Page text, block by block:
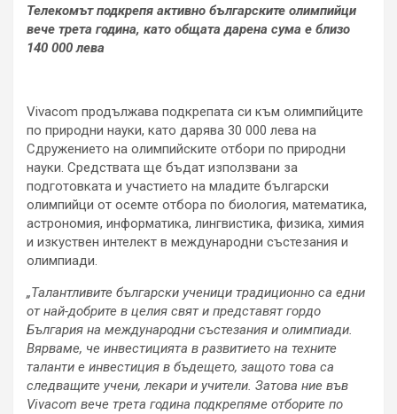
Телекомът подкрепя активно българските олимпийци
вече трета година, като общата дарена сума е близо
140 000 лева
Vivacom продължава подкрепата си към олимпийците
по природни науки, като дарява 30 000 лева на
Сдружението на олимпийските отбори по природни
науки. Средствата ще бъдат използвани за
подготовката и участието на младите български
олимпийци от осемте отбора по биология, математика,
астрономия, информатика, лингвистика, физика, химия
и изкуствен интелект в международни състезания и
олимпиади.
„Талантливите български ученици традиционно са едни
от най-добрите в целия свят и представят гордо
България на международни състезания и олимпиади.
Вярваме, че инвестицията в развитието на техните
таланти е инвестиция в бъдещето, защото това са
следващите учени, лекари и учители. Затова ние във
Vivacom вече трета година подкрепяме отборите по